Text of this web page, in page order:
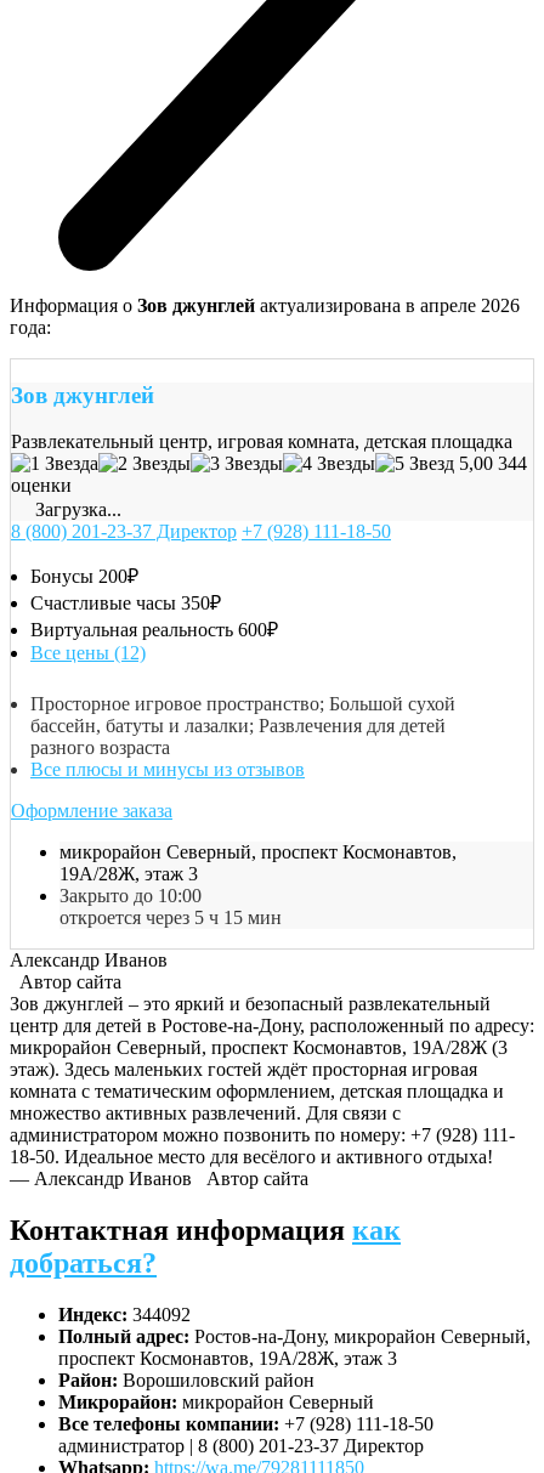
Информация о Зов джунглей актуализирована в апреле 2026
года:
Зов джунглей
Развлекательный центр, игровая комната, детская площадка
5,00 344
оценки
Загрузка...
8 (800) 201-23-37 Директор +7 (928) 111-18-50
Бонусы 200₽
Счастливые часы 350₽
Виртуальная реальность 600₽
Все цены (12)
Просторное игровое пространство; Большой сухой
бассейн, батуты и лазалки; Развлечения для детей
разного возраста
Все плюсы и минусы из отзывов
Оформление заказа
микрорайон Северный, проспект Космонавтов,
19А/28Ж, этаж 3
Закрыто до 10:00
откроется через 5 ч 15 мин
Александр Иванов
Автор сайта
Зов джунглей – это яркий и безопасный развлекательный
центр для детей в Ростове-на-Дону, расположенный по адресу:
микрорайон Северный, проспект Космонавтов, 19А/28Ж (3
этаж). Здесь маленьких гостей ждёт просторная игровая
комната с тематическим оформлением, детская площадка и
множество активных развлечений. Для связи с
администратором можно позвонить по номеру: +7 (928) 111-
18-50. Идеальное место для весёлого и активного отдыха!
— Александр Иванов Автор сайта
Контактная информация как
добраться?
Индекс: 344092
Полный адрес: Ростов-на-Дону, микрорайон Северный,
проспект Космонавтов, 19А/28Ж, этаж 3
Район: Ворошиловский район
Микрорайон: микрорайон Северный
Все телефоны компании: +7 (928) 111-18-50
администратор | 8 (800) 201-23-37 Директор
Whatsapp: https://wa.me/79281111850